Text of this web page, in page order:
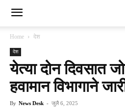
Home देश
देश
येत्या दोन दिवसात
हवामान विभागाने
By News Desk - जुलै 6, 2025